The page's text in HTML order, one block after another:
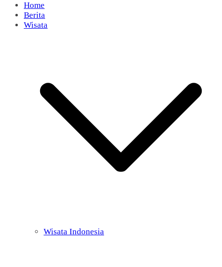
Home
Berita
Wisata
Wisata Indonesia